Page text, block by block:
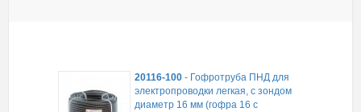
20116-100 - Гофротруба ПНД для
электропроводки легкая, с зондом
диаметр 16 мм (гофра 16 с